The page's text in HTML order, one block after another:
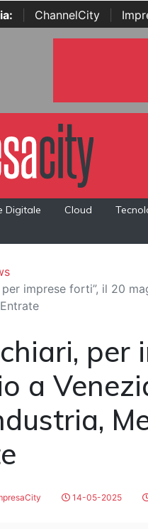
ChannelCity
Digitale Cloud
per imprese forti”, il 20
per
a
14-05-2025